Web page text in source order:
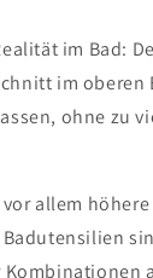
im Bad:
im oberen
ohne zu
allem